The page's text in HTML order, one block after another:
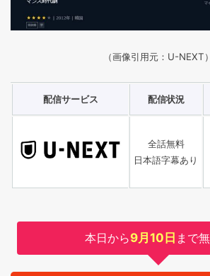
（画像引用元：U-NEXT）
配信サービス 配信状況
全話無料
日本語字幕あり
本日から9月10日 まで